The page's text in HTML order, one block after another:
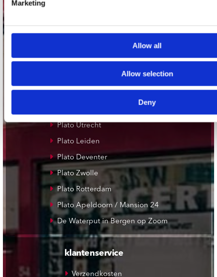
Marketing
Allow all
Allow selection
Deny
onze winkels
Concerto Amsterdam
Plato Utrecht
Plato Leiden
Plato Deventer
Plato Zwolle
Plato Rotterdam
Plato Apeldoorn / Mansion 24
De Waterput in Bergen op Zoom
klantenservice
Verzendkosten